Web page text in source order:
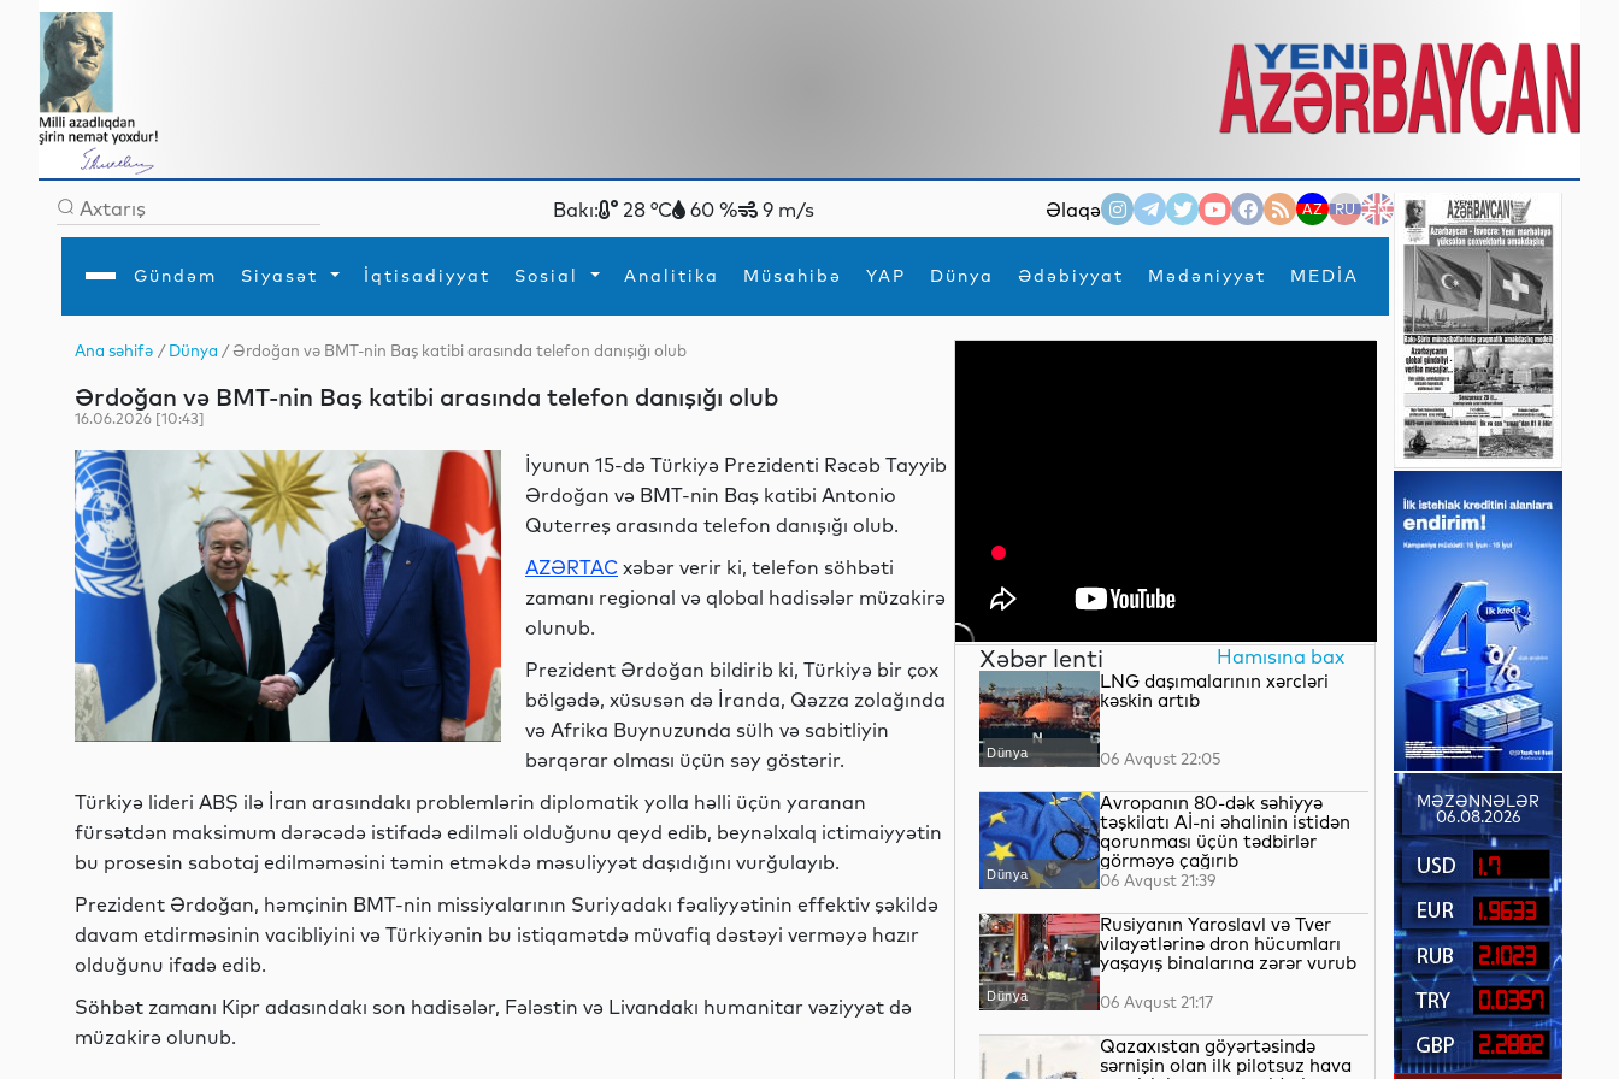
Bakı: 28 °C 60 % 9 m/s Əlaqə AZ RU EN
Gündəm Siyasət İqtisadiyyat Sosial Analitika Müsahibə YAP Dünya Ədəbiyyat Mədəniyyət MEDİA
×
Gündəm
İqtisadiyyat
Analitika
Mədəniyyət
Müsahibə
MEDİA
Xarici siyasətTurizm
Hadisə
Diaspor
İdmanYeni texnologiyalar
Ana səhifə /Dünya / Ərdoğan və BMT-nin Baş katibi arasında telefon danışığı olub
Ərdoğan və BMT-nin Baş katibi arasında telefon danışığı olub
16.06.2026 [10:43]
İyunun 15-də Türkiyə Prezidenti Rəcəb Tayyib
Ərdoğan və BMT-nin Baş katibi Antonio
Quterreş arasında telefon danışığı olub.
AZƏRTAC xəbər verir ki, telefon söhbəti
zamanı regional və qlobal hadisələr müzakirə
olunub.
Prezident Ərdoğan bildirib ki, Türkiyə bir çox
bölgədə, xüsusən də İranda, Qəzza zolağında
və Afrika Buynuzunda sülh və sabitliyin
bərqərar olması üçün səy göstərir.
Türkiyə lideri ABŞ ilə İran arasındakı problemlərin diplomatik yolla həlli üçün yaranan
fürsətdən maksimum dərəcədə istifadə edilməli olduğunu qeyd edib, beynəlxalq ictimaiyyətin
bu prosesin sabotaj edilməməsini təmin etməkdə məsuliyyət daşıdığını vurğulayıb.
Prezident Ərdoğan, həmçinin BMT-nin missiyalarının Suriyadakı fəaliyyətinin effektiv şəkildə
davam etdirməsinin vacibliyini və Türkiyənin bu istiqamətdə müvafiq dəstəyi verməyə hazır
olduğunu ifadə edib.
Söhbət zamanı Kipr adasındakı son hadisələr, Fələstin və Livandakı humanitar vəziyyət də
müzakirə olunub.
Xəbər lenti Hamısına bax
Dünya
LNG daşımalarının xərcləri
kəskin artıb
06 Avqust 22:05
Dünya
Avropanın 80-dək səhiyyə
təşkilatı Aİ-ni əhalinin istidən
qorunması üçün tədbirlər
görməyə çağırıb
06 Avqust 21:39
Dünya
Rusiyanın Yaroslavl və Tver
vilayətlərinə dron hücumları
yaşayış binalarına zərər vurub
06 Avqust 21:17
Qazaxıstan göyərtəsində
sərnişin olan ilk pilotsuz hava
MƏZƏNNƏLƏR
06.08.2026
1.7
1.9633
2.1023
0.0357
2.2882